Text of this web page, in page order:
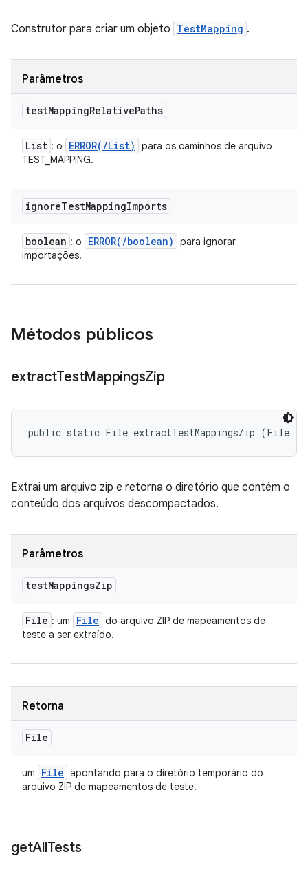
Construtor para criar um objeto TestMapping .
Parâmetros
testMappingRelativePaths
List : o ERROR( /List)
para os caminhos de arquivo
TEST_MAPPING.
ignoreTestMappingImports
boolean : o ERROR( /boolean)
para ignorar
importações.
Métodos públicos
extractTestMappingsZip
public static File extractTestMappingsZip (File
Extrai um arquivo zip e retorna o diretório que contém o
conteúdo dos arquivos descompactados.
Parâmetros
testMappingsZip
File : um File do arquivo ZIP de mapeamentos de
teste a ser extraído.
Retorna
File
um File apontando para o diretório temporário do
arquivo ZIP de mapeamentos de teste.
getAllTests